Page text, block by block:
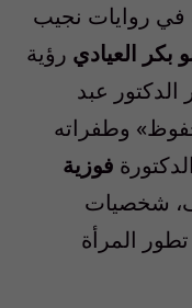
في روايات نجيب
بكر العيادي رؤية
عبد
وطفراته
فوزية
شخصيات
المرأة